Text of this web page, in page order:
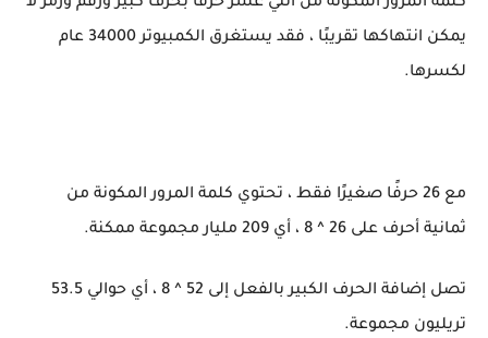
يمكن انتهاكها تقريبًا ، فقد يستغرق الكمبيوتر 34000 عام
لكسرها.
مع 26 حرفًا صغيرًا فقط ، تحتوي كلمة المرور المكونة من
ثمانية أحرف على 26 ^ 8 ، أي 209 مليار مجموعة ممكنة.
تصل إضافة الحرف الكبير بالفعل إلى 52 ^ 8 ، أي حوالي 53.5
تريليون مجموعة.